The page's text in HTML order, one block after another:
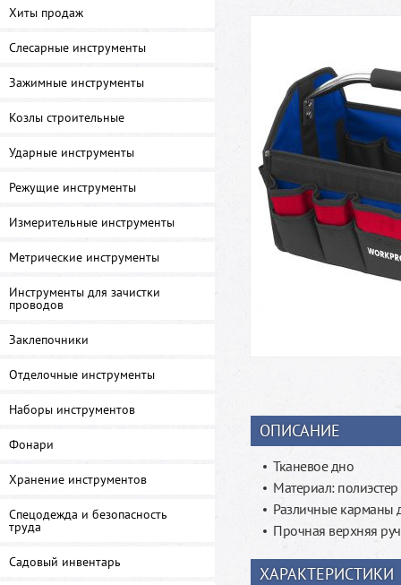
Хиты продаж
Слесарные инструменты
Зажимные инструменты
Козлы строительные
Ударные инструменты
Режущие инструменты
Измерительные инструменты
Метрические инструменты
Инструменты для зачистки
проводов
Заклепочники
Отделочные инструменты
Наборы инструментов
Фонари
Хранение инструментов
Спецодежда и безопасность
труда
Садовый инвентарь
ОПИСАНИЕ
Тканевое дно
Материал:
Различные карманы
Прочная верхняя
ХАРАКТЕРИСТИКИ